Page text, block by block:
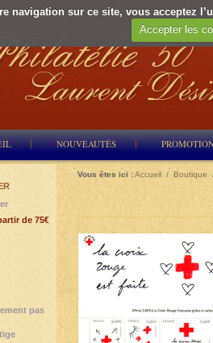
navigation sur ce site, vous acceptez
Accepter les
NOUVEAUTÉS
Vous êtes ici :Accueil / Boutique
pas
de 75€